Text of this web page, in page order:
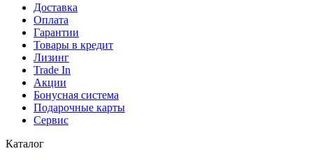
Доставка
Оплата
Гарантии
Товары в кредит
Лизинг
Trade In
Акции
Бонусная система
Подарочные карты
Сервис
Каталог